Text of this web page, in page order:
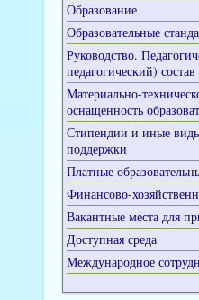
Образование
Образовательные
Руководство.
педагогический) состав
Материально-
оснащенность
Стипендии и иные
поддержки
Платные
Финансово-
Вакантные места для
Доступная среда
Международное